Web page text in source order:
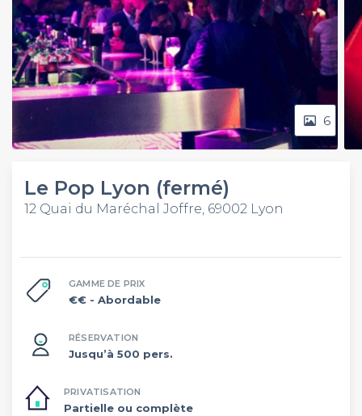
6
Le Pop Lyon (fermé)
12 Quai du Maréchal Joffre, 69002 Lyon
GAMME DE PRIX
€€ - Abordable
RÉSERVATION
Jusqu’à 500 pers.
PRIVATISATION
Partielle ou complète